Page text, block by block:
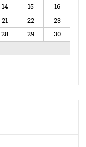
14 15
16
21 22
23
28 29
30